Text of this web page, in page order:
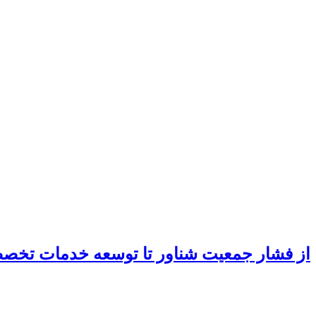
از فشار جمعیت شناور تا توسعه خدمات